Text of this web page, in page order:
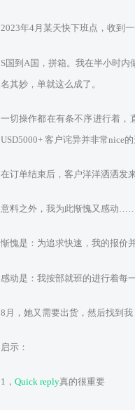
2023年4月某天快下班点，收到一
S国到A国，拼箱。我在半小时
名其妙，单就这么成了。
一切操作都在有条不序进行着，
USD5000+ 客户诧异并非常nice
在订单结束后，客户洋洋洒洒发
意料之外，我为此惭愧又感动
惭愧是：为追求快速，我的报价
感动是：我按部就班的进行着每
8月，她又需要出货，然后找到我
启示：
1， Quick reply真的很重要